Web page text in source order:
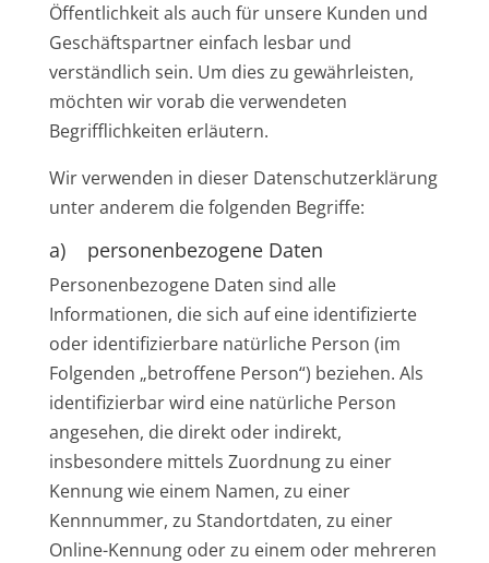
Öffentlichkeit als auch für unsere Kunden und
Geschäftspartner einfach lesbar und
verständlich sein. Um dies zu gewährleisten,
möchten wir vorab die verwendeten
Begrifflichkeiten erläutern.
Wir verwenden in dieser Datenschutzerklärung
unter anderem die folgenden Begriffe:
a) personenbezogene Daten
Personenbezogene Daten sind alle
Informationen, die sich auf eine identifizierte
oder identifizierbare natürliche Person (im
Folgenden „betroffene Person“) beziehen. Als
identifizierbar wird eine natürliche Person
angesehen, die direkt oder indirekt,
insbesondere mittels Zuordnung zu einer
Kennung wie einem Namen, zu einer
Kennnummer, zu Standortdaten, zu einer
Online-Kennung oder zu einem oder mehreren